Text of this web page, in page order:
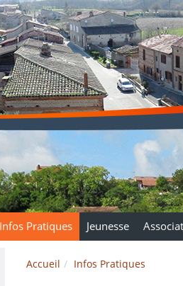
Infos Pratiques Jeunesse
Accueil Infos Pratiques